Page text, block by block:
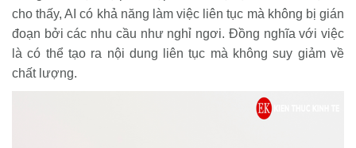
cho thấy, AI có khả năng làm việc liên tục mà không bị gián
đoạn bởi các nhu cầu như nghỉ ngơi. Đồng nghĩa với việc
là có thể tạo ra nội dung liên tục mà không suy giảm về
chất lượng.